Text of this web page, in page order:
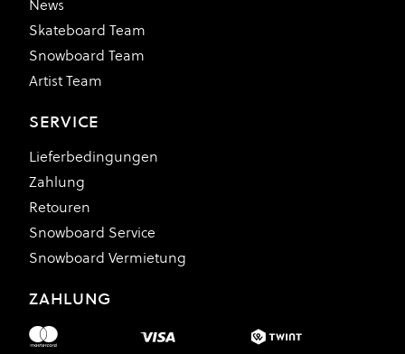
News
Skateboard Team
Snowboard Team
Artist Team
SERVICE
Lieferbedingungen
Zahlung
Retouren
Snowboard Service
Snowboard Vermietung
ZAHLUNG